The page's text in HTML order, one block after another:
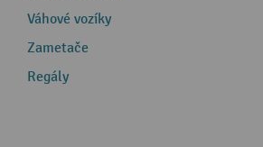
Váhové vozíky
Zametače
Regály